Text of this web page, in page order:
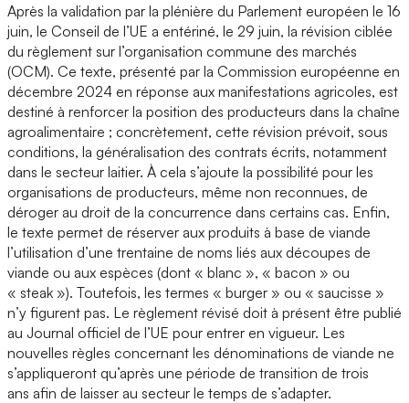
Après la validation par la plénière du Parlement européen le 16
juin, le Conseil de l’UE a entériné, le 29 juin, la révision ciblée
du règlement sur l’organisation commune des marchés
(OCM). Ce texte, présenté par la Commission européenne en
décembre 2024 en réponse aux manifestations agricoles, est
destiné à renforcer la position des producteurs dans la chaîne
agroalimentaire ; concrètement, cette révision prévoit, sous
conditions, la généralisation des contrats écrits, notamment
dans le secteur laitier. À cela s’ajoute la possibilité pour les
organisations de producteurs, même non reconnues, de
déroger au droit de la concurrence dans certains cas. Enfin,
le texte permet de réserver aux produits à base de viande
l’utilisation d’une trentaine de noms liés aux découpes de
viande ou aux espèces (dont « blanc », « bacon » ou
« steak »). Toutefois, les termes « burger » ou « saucisse »
n’y figurent pas. Le règlement révisé doit à présent être publié
au Journal officiel de l’UE pour entrer en vigueur. Les
nouvelles règles concernant les dénominations de viande ne
s’appliqueront qu’après une période de transition de trois
ans afin de laisser au secteur le temps de s’adapter.